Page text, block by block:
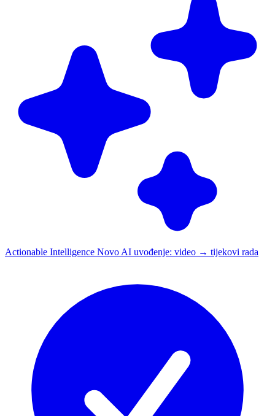
Actionable Intelligence Novo AI uvođenje: video → tijekovi rada